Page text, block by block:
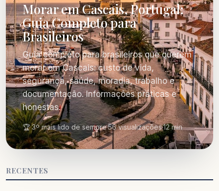
Morar em Cascais, Portugal:
Guia Completo para
Brasileiros
Guia completo para brasileiros que querem
morar em Cascais: custo de vida,
segurança, saúde, moradia, trabalho e
documentação. Informações práticas e
honestas.
🏆 3º mais lido de sempre·56 visualizações·12 min
RECENTES